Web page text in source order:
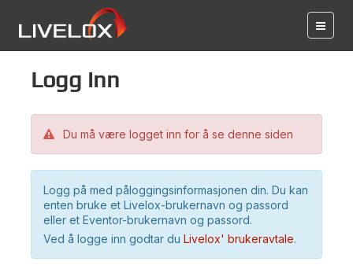
Logg inn
Du må være logget inn for å se denne siden
Logg på med påloggingsinformasjonen din. Du kan
enten bruke et Livelox-brukernavn og passord
eller et Eventor-brukernavn og passord.
Ved å logge inn godtar du Livelox' brukeravtale.